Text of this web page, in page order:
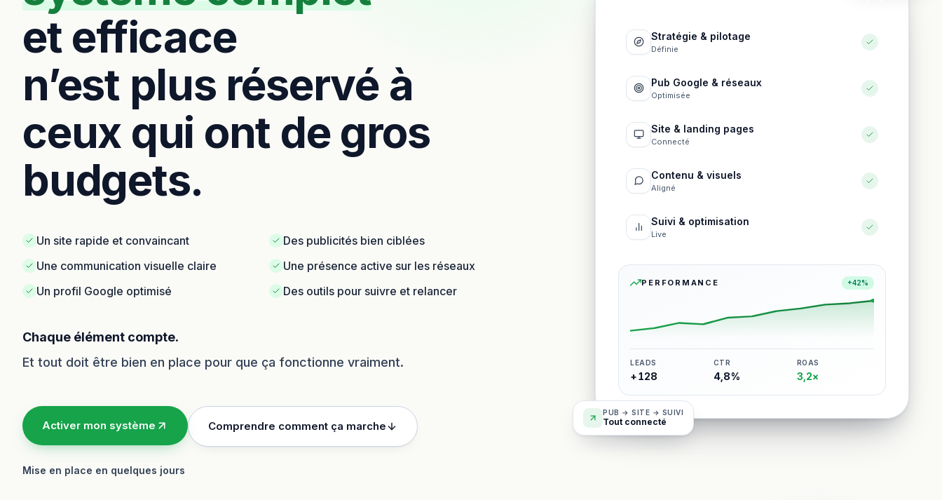
et efficace
n’est plus réservé à
ceux qui ont de gros
budgets.
Un site rapide et convaincant
Des publicités bien ciblées
Une communication visuelle claire
Une présence active sur les réseaux
Un profil Google optimisé
Des outils pour suivre et relancer
Chaque élément compte.
Et tout doit être bien en place pour que ça fonctionne vraiment.
Activer mon système Comprendre comment ça marche
Mise en place en quelques jours
Stratégie & pilotage
Définie
Pub Google & réseaux
Optimisée
Site & landing pages
Connecté
Contenu & visuels
Aligné
Suivi & optimisation
Live
PERFORMANCE +42%
LEADS
+128
CTR
4,8%
ROAS
3,2×
PUB → SITE → SUIVI
Tout connecté